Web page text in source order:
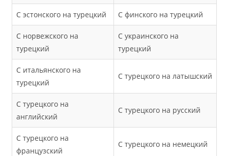
С эстонского на турецкий С финского на турецкий
С норвежского на
турецкий
С украинского на
турецкий
С итальянского на
турецкий
С турецкого на латышский
С турецкого на
английский
С турецкого на русский
С турецкого на
французский
С турецкого на немецкий